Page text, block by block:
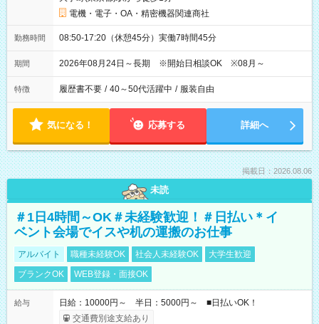
電機・電子・OA・精密機器関連商社
勤務時間 08:50-17:20（休憩45分）実働7時間45分
期間 2026年08月24日～長期 ※開始日相談OK ※08月～
特徴 履歴書不要 / 40～50代活躍中 / 服装自由
気になる！ 応募する 詳細へ
掲載日：2026.08.06
未読
＃1日4時間～OK＃未経験歓迎！＃日払い＊イ
ベント会場でイスや机の運搬のお仕事
アルバイト 職種未経験OK 社会人未経験OK
大学生歓迎
ブランクOK
WEB登録・面接OK
給与
日給：10000円～ 半日：5000円～ ■日払いOK！
交通費別途支給あり